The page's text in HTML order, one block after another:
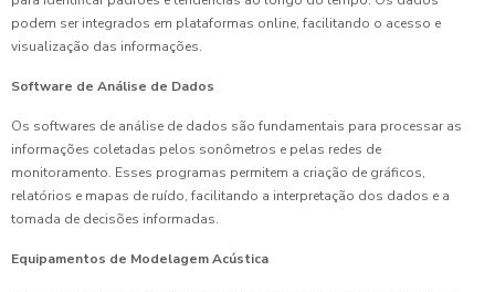
podem ser integrados em plataformas online, facilitando o acesso e
visualização das informações.
Software de Análise de Dados
Os softwares de análise de dados são fundamentais para processar as
informações coletadas pelos sonômetros e pelas redes de
monitoramento. Esses programas permitem a criação de gráficos,
relatórios e mapas de ruído, facilitando a interpretação dos dados e a
tomada de decisões informadas.
Equipamentos de Modelagem Acústica